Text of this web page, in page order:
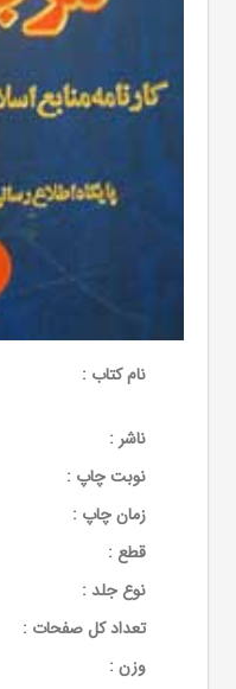
نام کتاب :
ناشر :
نوبت چاپ :
زمان چاپ :
قطع :
نوع جلد :
تعداد کل صفحات :
وزن :